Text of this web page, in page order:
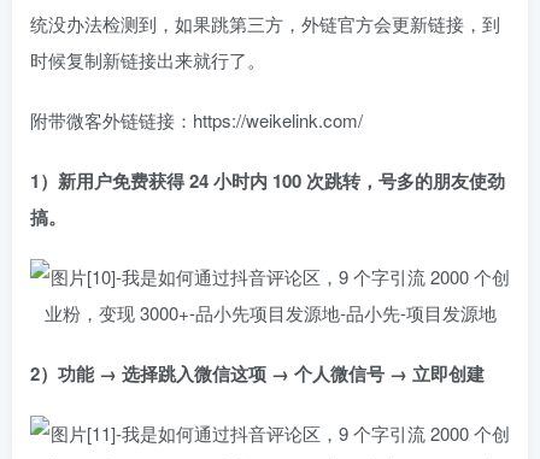
统没办法检测到，如果跳第三方，外链官方会更新链接，到
时候复制新链接出来就行了。
附带微客外链链接：https://weikelink.com/
1）新用户免费获得 24 小时内 100 次跳转，号多的朋友使劲
搞。
2）功能 → 选择跳入微信这项 → 个人微信号 → 立即创建